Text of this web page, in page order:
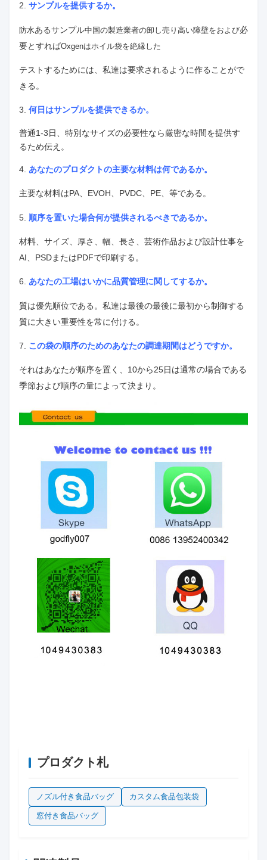
2. サンプルを提供するか。
防水あるサンプル中国の製造業者の卸し売り高い障壁をおよび必
要とすればOxgenはホイル袋を絶縁した
テストするためには、私達は要求されるように作ることがで
きる。
3. 何日はサンプルを提供できるか。
普通1-3日、特別なサイズの必要性なら厳密な時間を提供す
るため伝え。
4. あなたのプロダクトの主要な材料は何であるか。
主要な材料はPA、EVOH、PVDC、PE、等である。
5. 順序を置いた場合何が提供されるべきであるか。
材料、サイズ、厚さ、幅、長さ、芸術作品および設計仕事を
AI、PSDまたはPDFで印刷する 。
6. あなたの工場はいかに品質管理に関してするか。
質は優先順位である。私達は最後の最後に最初から制御する
質に大きい重要性を常に付ける。
7. この袋の順序のためのあなたの調達期間はどうですか。
それはあなたが順序を置く、10から25日は通常の場合である
季節および順序の量によって決まり。
プロダクト札
ノズル付き食品バッグ カスタム食品包装袋
窓付き食品バッグ